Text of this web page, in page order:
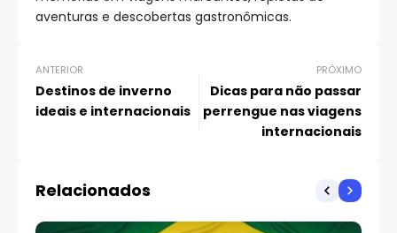
aventuras e descobertas gastronômicas.
ANTERIOR
Destinos de inverno
ideais e internacionais
PRÓXIMO
Dicas para não passar
perrengue nas viagens
internacionais
Relacionados